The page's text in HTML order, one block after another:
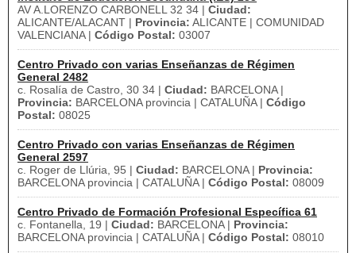
AV A.LORENZO CARBONELL 32 34 | Ciudad:
ALICANTE/ALACANT | Provincia: ALICANTE | COMUNIDAD
VALENCIANA | Código Postal: 03007
Centro Privado con varias Enseñanzas de Régimen
General 2482
c. Rosalía de Castro, 30 34 | Ciudad: BARCELONA |
Provincia: BARCELONA provincia | CATALUÑA | Código
Postal: 08025
Centro Privado con varias Enseñanzas de Régimen
General 2597
c. Roger de Llúria, 95 | Ciudad: BARCELONA | Provincia:
BARCELONA provincia | CATALUÑA | Código Postal: 08009
Centro Privado de Formación Profesional Específica 61
c. Fontanella, 19 | Ciudad: BARCELONA | Provincia:
BARCELONA provincia | CATALUÑA | Código Postal: 08010